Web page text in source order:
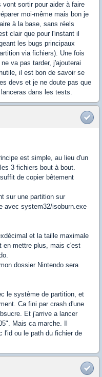
sortir pour aider à faire
moi-même mais bon je
à la base, sans réels
clair que pour l'instant il
les bugs principaux
via fichiers). Une fois
va pas tarder, j'ajouterai
il est bon de savoir se
devs et je ne doute pas que
dans les tests.
est simple, au lieu d'un
3 fichiers bout à bout.
de copier bêtement
sur une partition sur
avec system32/isoburn.exe
et la taille maximale
en mettre plus, mais c'est
dossier Nintendo sera
le système de partition, et
Ca fini par crash d'une
Et j'arrive a lancer
Mais ca marche. Il
l'id ou le path du fichier de